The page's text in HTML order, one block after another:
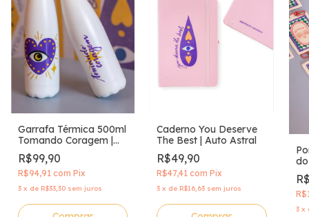
Garrafa Térmica 500ml
Tomando Coragem |
Auto Astral
R$99,90
R$94,91 com Pix
3 x de R$33,30 sem juros
Caderno You Deserve
The Best | Auto Astral
R$49,90
R$47,41com Pix
3 x de R$16,63 sem juros
3 x